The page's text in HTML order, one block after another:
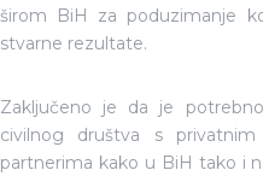
širom BiH za poduzimanje
stvarne rezultate.
Zaključeno je da je
civilnog društva s
partnerima kako u BiH tako i